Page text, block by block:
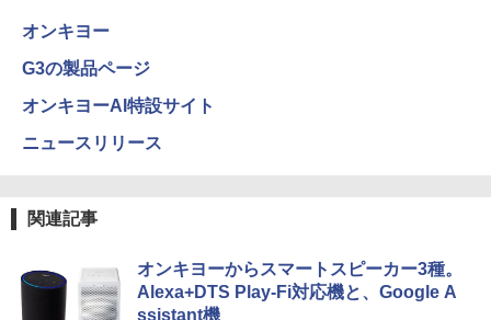
オンキヨー
G3の製品ページ
オンキヨーAI特設サイト
ニュースリリース
関連記事
オンキヨーからスマートスピーカー3種。
Alexa+DTS Play-Fi対応機と、Google A
ssistant機